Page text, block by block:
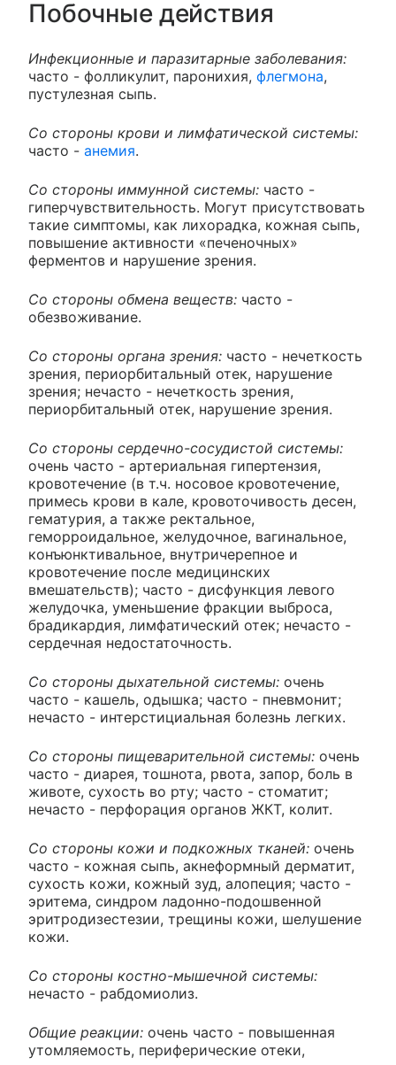
Побочные действия
Инфекционные и паразитарные заболевания:
часто - фолликулит, паронихия, флегмона,
пустулезная сыпь.
Со стороны крови и лимфатической системы:
часто - анемия.
Со стороны иммунной системы: часто -
гиперчувствительность. Могут присутствовать
такие симптомы, как лихорадка, кожная сыпь,
повышение активности «печеночных»
ферментов и нарушение зрения.
Со стороны обмена веществ: часто -
обезвоживание.
Со стороны органа зрения: часто - нечеткость
зрения, периорбитальный отек, нарушение
зрения; нечасто - нечеткость зрения,
периорбитальный отек, нарушение зрения.
Со стороны сердечно-сосудистой системы:
очень часто - артериальная гипертензия,
кровотечение (в т.ч. носовое кровотечение,
примесь крови в кале, кровоточивость десен,
гематурия, а также ректальное,
геморроидальное, желудочное, вагинальное,
конъюнктивальное, внутричерепное и
кровотечение после медицинских
вмешательств); часто - дисфункция левого
желудочка, уменьшение фракции выброса,
брадикардия, лимфатический отек; нечасто -
сердечная недостаточность.
Со стороны дыхательной системы: очень
часто - кашель, одышка; часто - пневмонит;
нечасто - интерстициальная болезнь легких.
Со стороны пищеварительной системы: очень
часто - диарея, тошнота, рвота, запор, боль в
животе, сухость во рту; часто - стоматит;
нечасто - перфорация органов ЖКТ, колит.
Со стороны кожи и подкожных тканей: очень
часто - кожная сыпь, акнеформный дерматит,
сухость кожи, кожный зуд, алопеция; часто -
эритема, синдром ладонно-подошвенной
эритродизестезии, трещины кожи, шелушение
кожи.
Со стороны костно-мышечной системы:
нечасто - рабдомиолиз.
Общие реакции: очень часто - повышенная
утомляемость, периферические отеки,